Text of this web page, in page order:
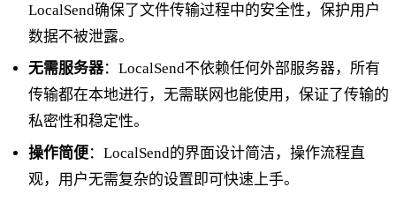
LocalSend确保了文件传输过程中的安全性，保护用户
数据不被泄露。
无需服务器：LocalSend不依赖任何外部服务器，所有
传输都在本地进行，无需联网也能使用，保证了传输的
私密性和稳定性。
操作简便：LocalSend的界面设计简洁，操作流程直
观，用户无需复杂的设置即可快速上手。